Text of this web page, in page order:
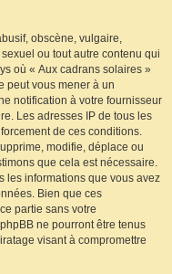
obscène, vulgaire,
ou tout autre contenu qui
où « Aux cadrans solaires »
peut vous mener à un
notification à votre fournisseur
Les adresses IP de tous les
de ces conditions.
modifie, déplace ou
que cela est nécessaire.
les informations que vous avez
Bien que ces
partie sans votre
ne pourront être tenus
visant à compromettre